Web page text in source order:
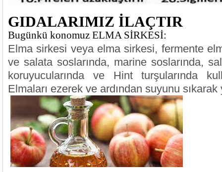
GIDALARIMIZ İLAÇTIR
Bugünkü konomuz ELMA SİRKESİ:
Elma sirkesi veya elma sirkesi, fermente
ve salata soslarında, marine soslarında,
koruyucularında ve Hint turşularında
Elmaları ezerek ve ardından suyunu sıkarak